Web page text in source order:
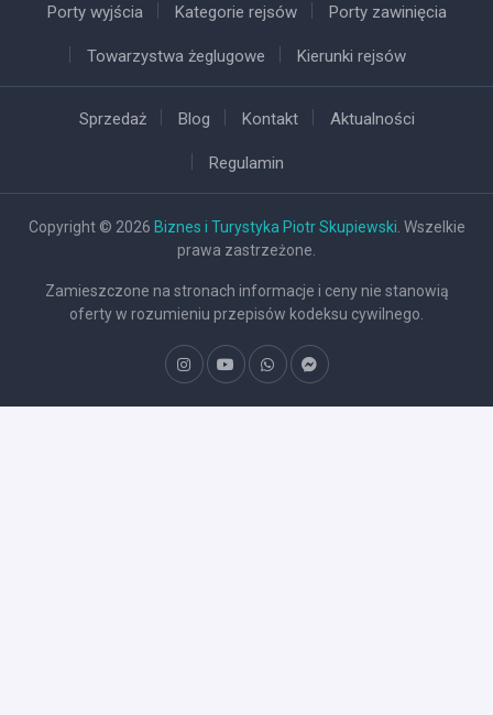
Porty wyjścia Kategorie rejsów Porty zawinięcia
Towarzystwa żeglugowe Kierunki rejsów
Sprzedaż Blog Kontakt Aktualności
Regulamin
Copyright © 2026 Biznes i Turystyka Piotr Skupiewski . Wszelkie
prawa zastrzeżone.
Zamieszczone na stronach informacje i ceny nie stanowią
oferty w rozumieniu przepisów kodeksu cywilnego.